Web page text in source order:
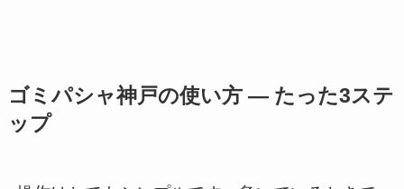
ゴミパシャ神戸の使い方 ― たった3ステ
ップ